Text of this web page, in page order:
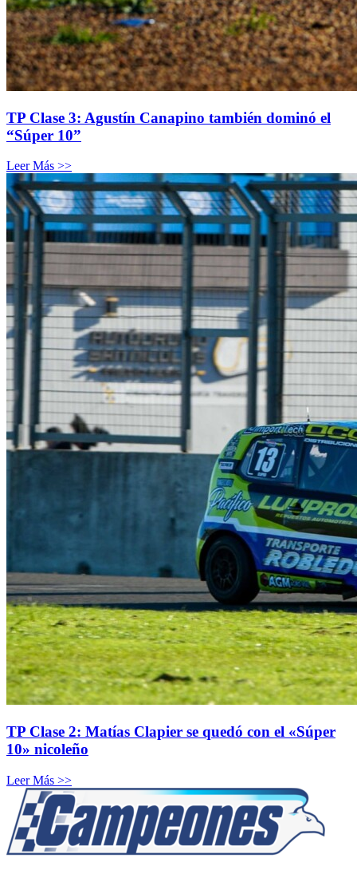
TP Clase 3: Agustín Canapino también dominó el
“Súper 10”
Leer Más >>
TP Clase 2: Matías Clapier se quedó con el «Súper
10» nicoleño
Leer Más >>